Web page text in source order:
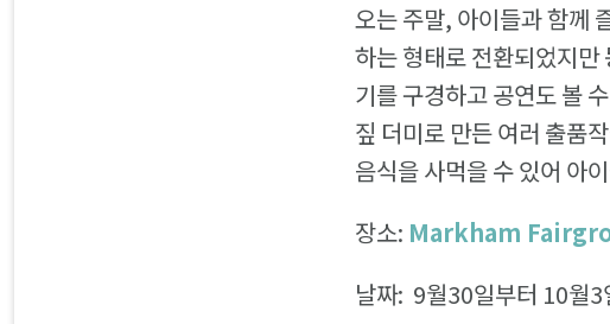
오는 주말, 아이들과 함께
하는 형태로 전환되었지만
기를 구경하고 공연도 볼
짚 더미로 만든 여러 출품
음식을 사먹을 수 있어 아
장소: Markham
날짜: 9월30일부터 10월3